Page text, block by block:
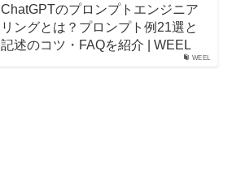
WEEL
ChatGPTのプロンプトエンジニア
リングとは？プロンプト例21選と
記述のコツ・FAQを紹介 | WEEL